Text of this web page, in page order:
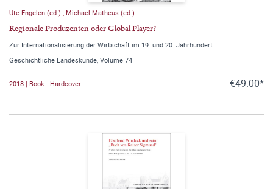
Ute Engelen (ed.) , Michael Matheus (ed.)
Regionale Produzenten oder Global Player?
Zur Internationalisierung der Wirtschaft im 19. und 20. Jahrhundert
Geschichtliche Landeskunde, Volume 74
2018 | Book - Hardcover €49.00*